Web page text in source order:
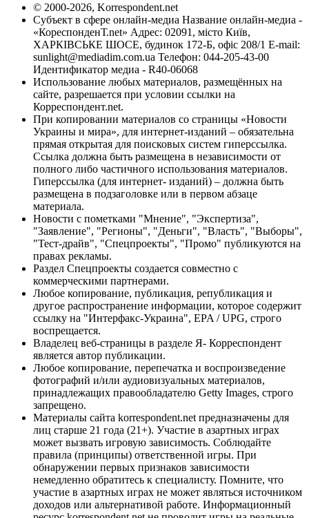
© 2000-2026, Korrespondent.net
Субъект в сфере онлайн-медиа Название онлайн-медиа -
«КореспонденТ.net» Адрес: 02091, місто Київ,
ХАРКІВСЬКЕ ШОСЕ, будинок 172-Б, офіс 208/1 E-mail:
sunlight@mediadim.com.ua Телефон: 044-205-43-00
Идентификатор медиа - R40-06068
Использование любых материалов, размещённых на
сайте, разрешается при условии ссылки на
Корреспондент.net.
При копировании материалов со страницы «Новости
Украины и мира», для интернет-изданий – обязательна
прямая открытая для поисковых систем гиперссылка.
Ссылка должна быть размещена в независимости от
полного либо частичного использования материалов.
Гиперссылка (для интернет- изданий) – должна быть
размещена в подзаголовке или в первом абзаце
материала.
Новости с пометками "Мнение", "Экспертиза",
"Заявление", "Регионы", "Деньги", "Власть", "Выборы",
"Тест-драйв", "Спецпроекты", "Промо" публикуются на
правах рекламы.
Раздел Спецпроекты создается совместно с
коммерческими партнерами.
Любое копирование, публикация, републикация и
другое распространение информации, которое содержит
ссылку на "Интерфакс-Украина", EPA / UPG, строго
воспрещается.
Владелец веб-страницы в разделе Я- Корреспондент
является автор публикации.
Любое копирование, перепечатка и воспроизведение
фотографий и/или аудиовизуальных материалов,
принадлежащих правообладателю Getty Images, строго
запрещено.
Материалы сайта korrespondent.net предназначены для
лиц старше 21 года (21+). Участие в азартных играх
может вызвать игровую зависимость. Соблюдайте
правила (принципы) ответственной игры. При
обнаружении первых признаков зависимости
немедленно обратитесь к специалисту. Помните, что
участие в азартных играх не может являться источником
доходов или альтернативой работе. Информационный